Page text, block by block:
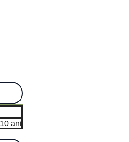
ani